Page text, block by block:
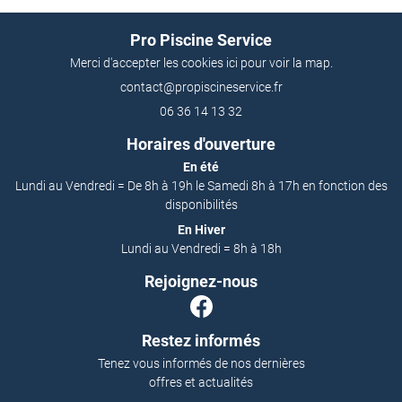
Pro Piscine Service
Merci d'accepter les cookies ici pour voir la map.
06 36 14 13 32
Horaires d'ouverture
En été
Lundi au Vendredi = De 8h à 19h le Samedi 8h à 17h en fonction des
disponibilités
En Hiver
Lundi au Vendredi = 8h à 18h
Rejoignez-nous
Restez informés
Tenez vous informés de nos dernières
offres et actualités